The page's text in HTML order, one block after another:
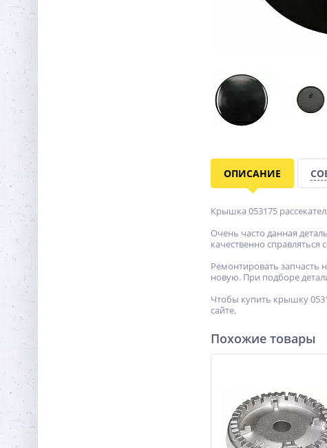
ОПИСАНИЕ
Крышка 053175
Очень часто данная
качественно
Ремонтировать запчасть
новую. При подборе
Чтобы купить крышку
сайте.
Похожие товары